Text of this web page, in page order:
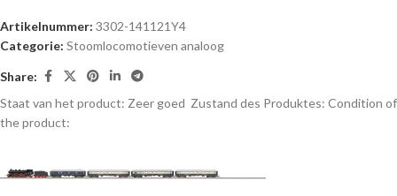
Artikelnummer: 3302-141121Y4
Categorie: Stoomlocomotieven analoog
Share:
Staat van het product: Zeer goed Zustand des Produktes: Condition of
the product: